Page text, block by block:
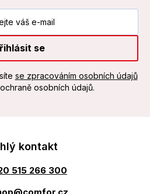
se
se zpracováním osobních údajů
osobních údajů.
kontakt
515 266 300